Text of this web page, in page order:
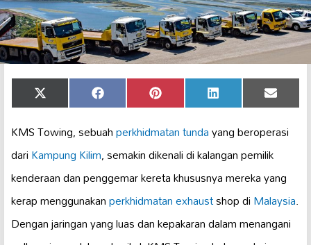
Share
on
X
(Twitter)
Share
on
Facebook Share
on
Pinterest Share
on
LinkedIn Share
on
Email
KMS Towing, sebuahperkhidmatan tundayang beroperasi
dariKampung Kilim, semakin dikenali di kalangan pemilik
kenderaan dan penggemar kereta khususnya mereka yang
kerap menggunakanperkhidmatan exhaustshop diMalaysia.
Dengan jaringan yang luas dan kepakaran dalam menangani